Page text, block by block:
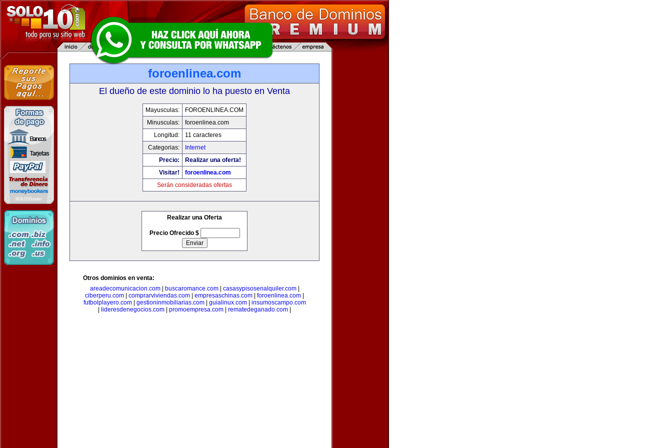
foroenlinea.com
El dueño de este dominio lo ha puesto en Venta
Mayusculas:
FOROENLINEA.COM
Minusculas:
foroenlinea.com
Longitud:
11 caracteres
Categorias:
Internet
Precio:
Realizar una oferta!
Visitar!
foroenlinea.com
Serán consideradas ofertas
Realizar una Oferta
Precio Ofrecido $
Otros dominios en venta:
areadecomunicacion.com| buscaromance.com| casasypisosenalquiler.com|
ciberperu.com
comprarviviendas.com empresaschinas.com foroenlinea.com
futbolplayero.com| gestioninmobiliarias.com| guialinux.com| insumoscampo.com
lideresdenegocios.com promoempresa.com rematedeganado.com